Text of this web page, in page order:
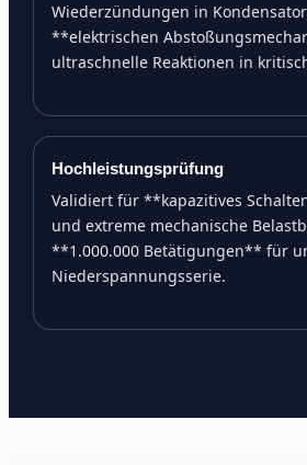
Wiederzündungen in
**elektrischen
ultraschnelle Reaktionen in
Hochleistungsprüfung
Validiert für **kapazitives
und extreme mechanische
**1.000.000 Betätigungen** für
Niederspannungsserie.